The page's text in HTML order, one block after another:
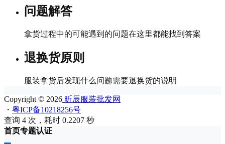
问题解答
拿货过程中的可能遇到的问题在这里都能找到答案
退换货原则
服装拿货后发现什么问题需要退换货的说明
Copyright © 2026 昕辰服装批发网
・ 粤ICP备10218256号
查询 4 次，耗时 0.2207 秒
首页专题认证